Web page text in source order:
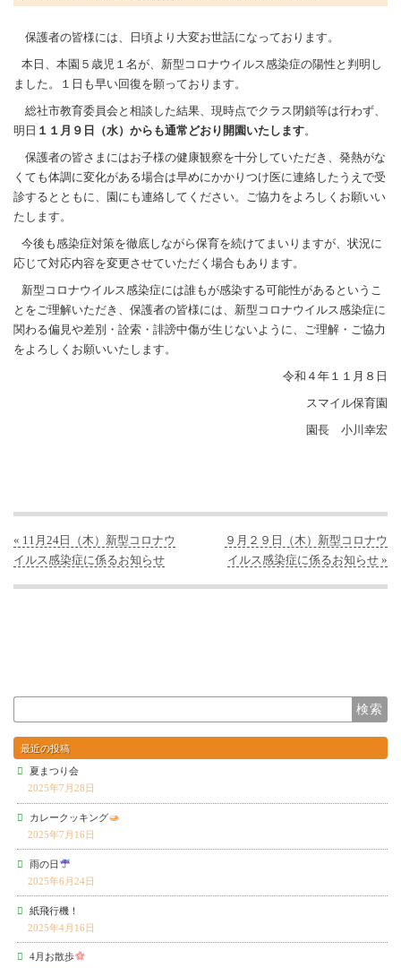
型
ロ
ウ
イ
ス
染
症
に
係
る
ら
せ
は
保護者の皆様には、日頃より大変お世話になっております。
本日、本園５歳児１名が、新型コロナウイルス感染症の陽性と判明し
ました。１日も早い回復を願っております。
総社市教育委員会と相談した結果、現時点でクラス閉鎖等は行わず、
明日 １１月９日（水）からも通常どおり開園いたします。
保護者の皆さまにはお子様の健康観察を十分していただき、発熱がな
くても体調に変化がある場合は早めにかかりつけ医に連絡したうえで受
診するとともに、園にも連絡してください。ご協力をよろしくお願いい
たします。
今後も感染症対策を徹底しながら保育を続けてまいりますが、状況に
応じて対応内容を変更させていただく場合もあります。
新型コロナウイルス感染症には誰もが感染する可能性があるというこ
とをご理解いただき、保護者の皆様には、新型コロナウイルス感染症に
関わる偏見や差別・詮索・誹謗中傷が生じないように、ご理解・ご協力
をよろしくお願いいたします。
令和４年１１月８日
スマイル保育園
園長 小川幸宏
« 11月24日（木）新型コロナウ
イルス感染症に係るお知らせ
９月２９日（木）新型コロナウ
イルス感染症に係るお知らせ »
最近の投稿
夏まつり会
2025年7月28日
カレークッキング
2025年7月16日
雨の日
2025年6月24日
紙飛行機！
2025年4月16日
4月お散歩